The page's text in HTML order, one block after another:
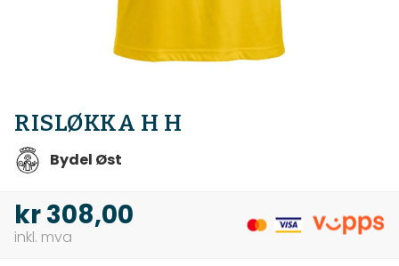
RISLØKKA H H
Bydel Øst
kr308,00